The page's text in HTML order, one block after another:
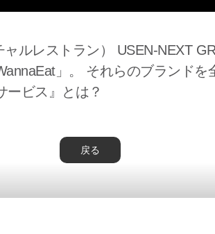
ルレストラン） USEN-NEXT
」。 それらのブランド
ービス』とは？
戻る